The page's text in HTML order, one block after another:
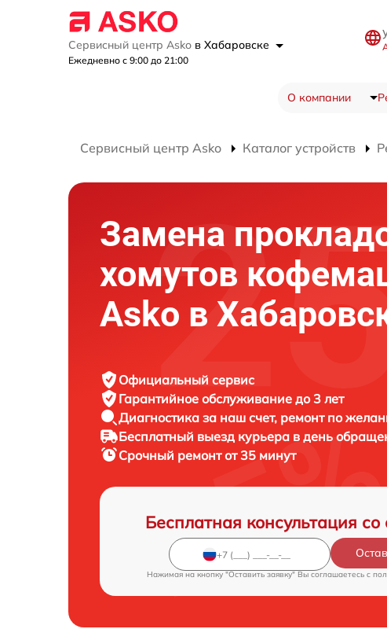
Сервисный центр Asko в Хабаровске
Ежедневно с 9:00 до 21:00
О компании
Сервисный центр Asko Каталог устройств
Замена
хомутов
Asko в
Официальный сервис
Гарантийное обслуживание до 3 лет
Диагностика за наш счет, ремонт по
Бесплатный выезд курьера в день
Срочный ремонтот 35 минут
Бесплатная консультация
Нажимая на кнопку "Оставить заявку" Вы соглашаетесь c